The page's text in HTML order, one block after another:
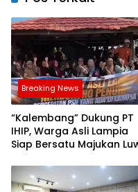
Breaking News
“Kalembang” Dukung PT
IHIP, Warga Asli Lampia
Siap Bersatu Majukan